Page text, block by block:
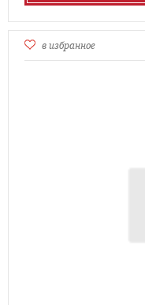
в избранное